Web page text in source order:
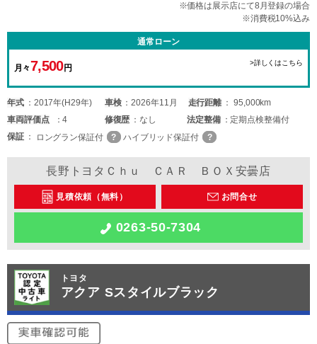
※価格は展示店にて8月登録の場合
※消費税10%込み
通常ローン
月々7,500円
>詳しくはこちら
年式 2017年(H29年) 車検 2026年11月 走行距離
95,000km
車両評価点 4 修復歴 なし 法定整備
定期点検整備付
保証
ロングラン保証付 ハイブリッド保証付
長野トヨタＣｈｕ ＣＡＲ ＢＯＸ安曇店
見積依頼（無料） お問合せ
0263-50-7304
トヨタ
アクア Sスタイルブラック